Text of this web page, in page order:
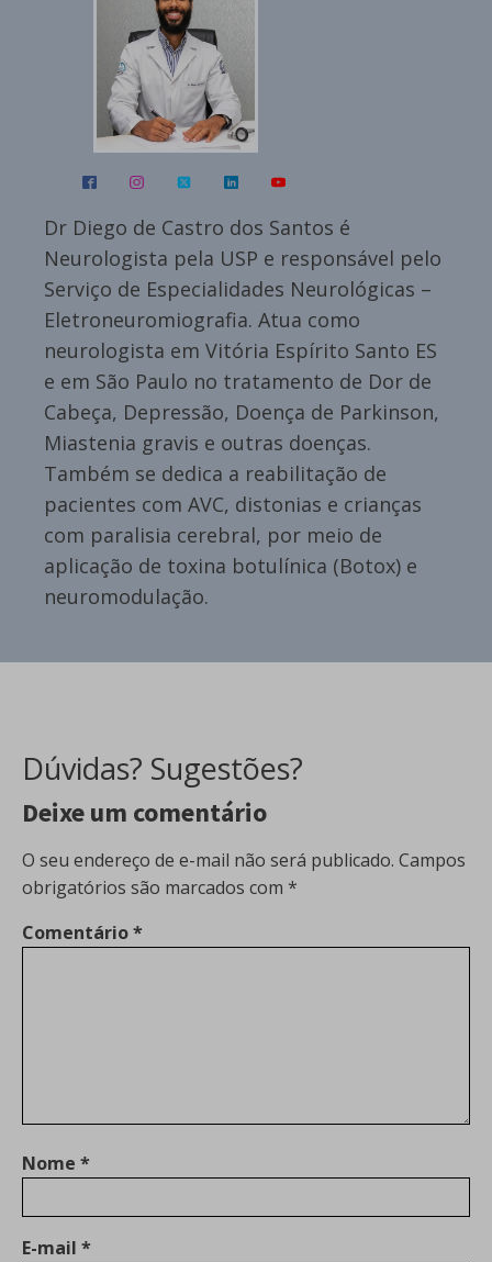
Dr Diego de Castro dos Santos é
Neurologista pela USP e responsável pelo
Serviço de Especialidades Neurológicas –
Eletroneuromiografia. Atua como
neurologista em Vitória Espírito Santo ES
e em São Paulo no tratamento de Dor de
Cabeça, Depressão, Doença de Parkinson,
Miastenia gravis e outras doenças.
Também se dedica a reabilitação de
pacientes com AVC, distonias e crianças
com paralisia cerebral, por meio de
aplicação de toxina botulínica (Botox) e
neuromodulação.
Dúvidas? Sugestões?
Deixe um comentário
O seu endereço de e-mail não será publicado. Campos
obrigatórios são marcados com *
Comentário*
Nome *
E-mail *